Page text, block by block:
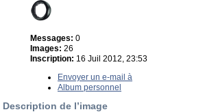
Messages: 0
Images: 26
Inscription: 16 Juil 2012, 23:53
Envoyer un e-mail à
Album personnel
Description de l’image